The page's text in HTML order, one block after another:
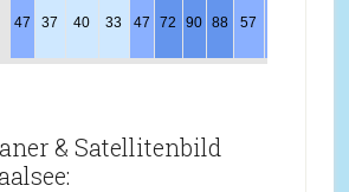
47 37 40 33 47 72 90 88 57
& Satellitenbild